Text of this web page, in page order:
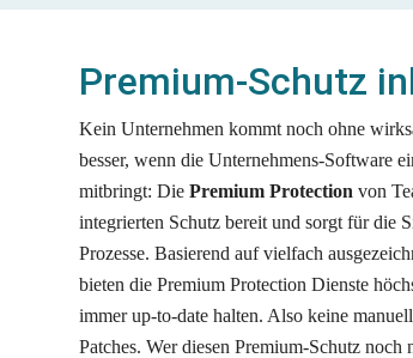
Premium-Schutz
Kein Unternehmen kommt noch ohne
besser, wenn die Unternehmens-Software
mitbringt: Die Premium Protection von
integrierten Schutz bereit und sorgt für die
Prozesse. Basierend auf vielfach
bieten die Premium Protection Dienste
immer up-to-date halten. Also keine
Patches. Wer diesen Premium-Schutz